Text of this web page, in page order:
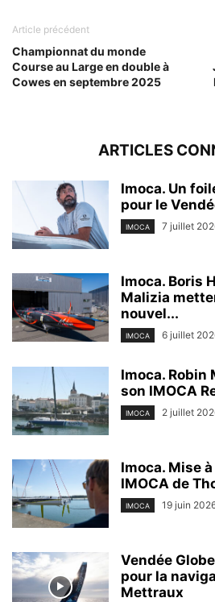
Article précédent
Championnat du monde
Course au Large en double à
Cowes en septembre 2025
ARTICLES
Imoca. Un
pour le
IMOCA 7 juillet
Imoca. Boris
Malizia
nouvel...
IMOCA 6 juillet
Imoca. Robin
son IMOCA
IMOCA 2 juillet
Imoca. Mise
IMOCA de
IMOCA 19 juin
Vendée
pour la
Mettraux